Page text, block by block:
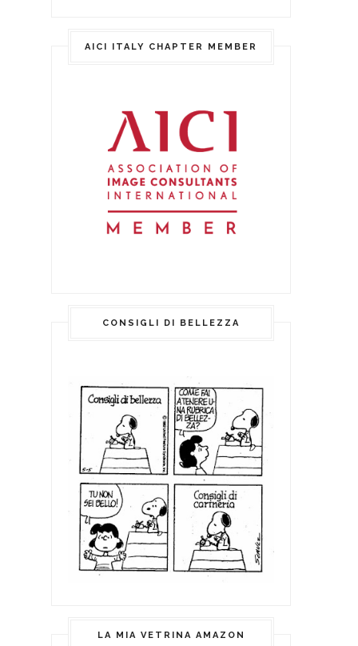
AICI ITALY CHAPTER MEMBER
CONSIGLI DI BELLEZZA
LA MIA VETRINA AMAZON